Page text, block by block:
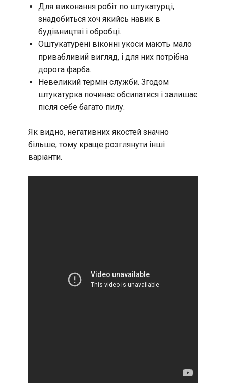
Для виконання робіт по штукатурці,
знадобиться хоч якийсь навик в
будівництві і обробці.
Оштукатурені віконні укоси мають мало
привабливий вигляд, і для них потрібна
дорога фарба.
Невеликий термін служби. Згодом
штукатурка починає обсипатися і залишає
після себе багато пилу.
Як видно, негативних якостей значно
більше, тому краще розглянути інші
варіанти.